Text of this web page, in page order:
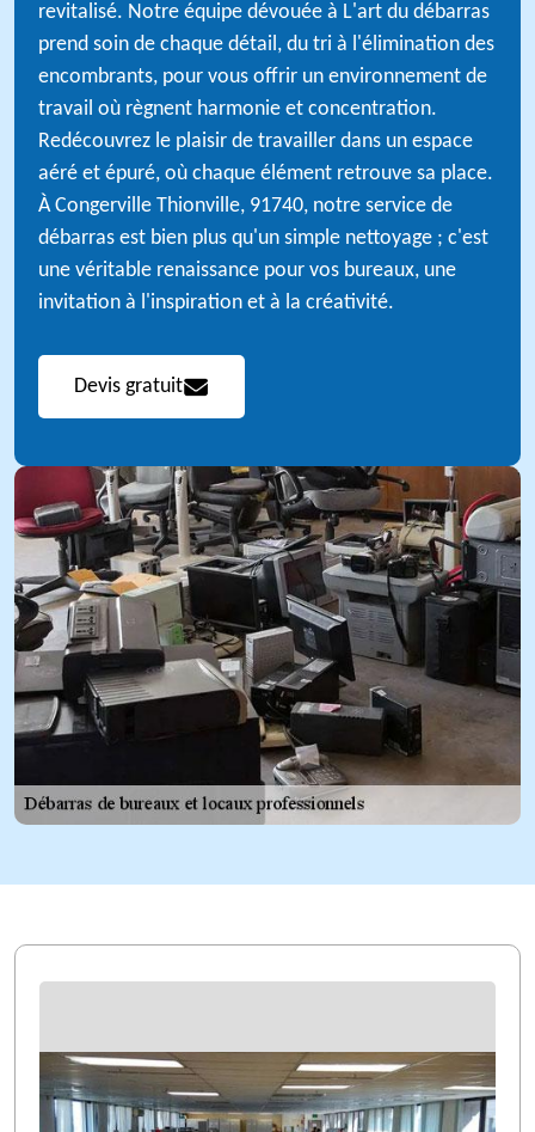
revitalisé. Notre équipe dévouée à L'art du débarras
prend soin de chaque détail, du tri à l'élimination des
encombrants, pour vous offrir un environnement de
travail où règnent harmonie et concentration.
Redécouvrez le plaisir de travailler dans un espace
aéré et épuré, où chaque élément retrouve sa place.
À Congerville Thionville, 91740, notre service de
débarras est bien plus qu'un simple nettoyage ; c'est
une véritable renaissance pour vos bureaux, une
invitation à l'inspiration et à la créativité.
Devis gratuit